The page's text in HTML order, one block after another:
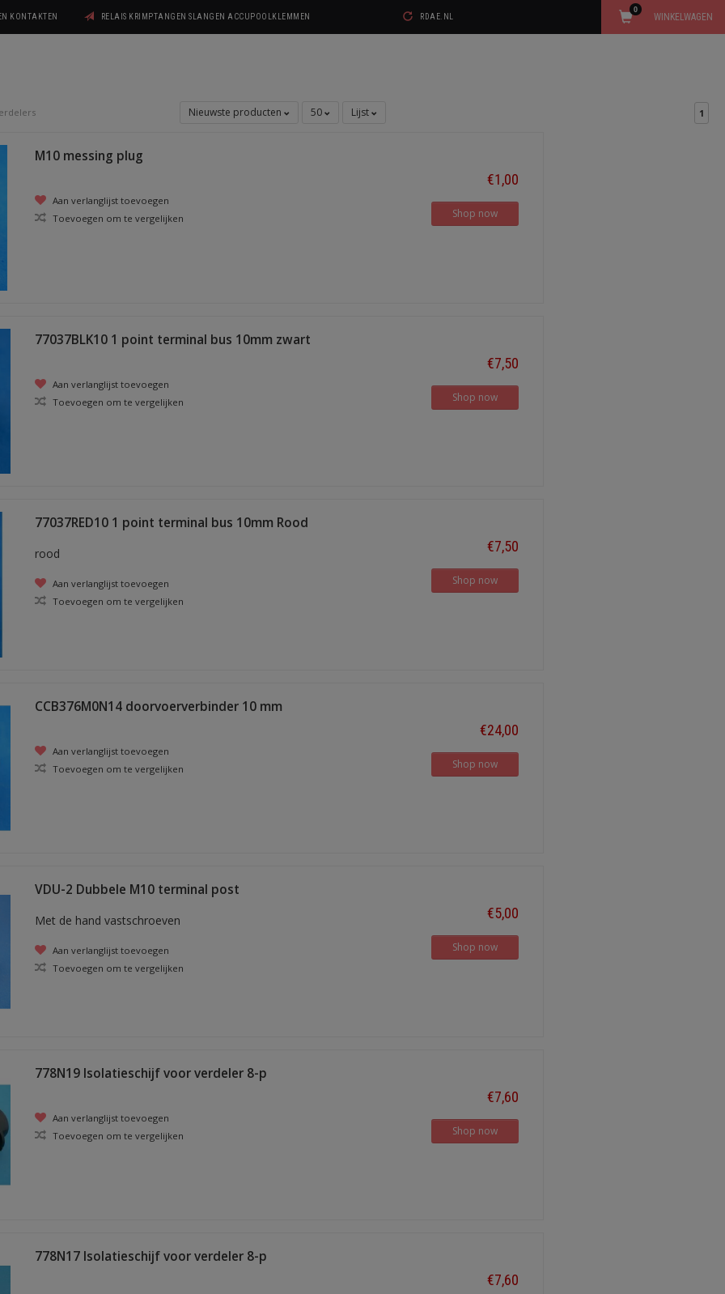
KONTAKTEN RELAIS KRIMPTANGEN SLANGEN ACCUPOOLKLEMMEN RDAE.NL WINKELWAGEN
0
Nieuwste producten 50 Lijst 1
M10 messing plug
Aan verlanglijst toevoegen
Toevoegen om te vergelijken
€1,00
Shop now
77037BLK10 1 point terminal bus 10mm zwart
Aan verlanglijst toevoegen
Toevoegen om te vergelijken
€7,50
Shop now
77037RED10 1 point terminal bus 10mm Rood
rood
Aan verlanglijst toevoegen
Toevoegen om te vergelijken
€7,50
Shop now
CCB376M0N14 doorvoerverbinder 10 mm
Aan verlanglijst toevoegen
Toevoegen om te vergelijken
€24,00
Shop now
VDU-2 Dubbele M10 terminal post
Met de hand vastschroeven
Aan verlanglijst toevoegen
Toevoegen om te vergelijken
€5,00
Shop now
778N19 Isolatieschijf voor verdeler 8-p
Aan verlanglijst toevoegen
Toevoegen om te vergelijken
€7,60
Shop now
778N17 Isolatieschijf voor verdeler 8-p
€7,60